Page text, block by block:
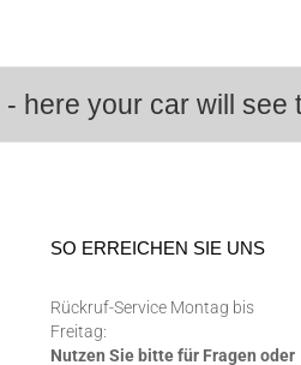
- here your car will see
SO ERREICHEN SIE UNS
Rückruf-Service Montag bis
Freitag:
Nutzen Sie bitte für Fragen oder